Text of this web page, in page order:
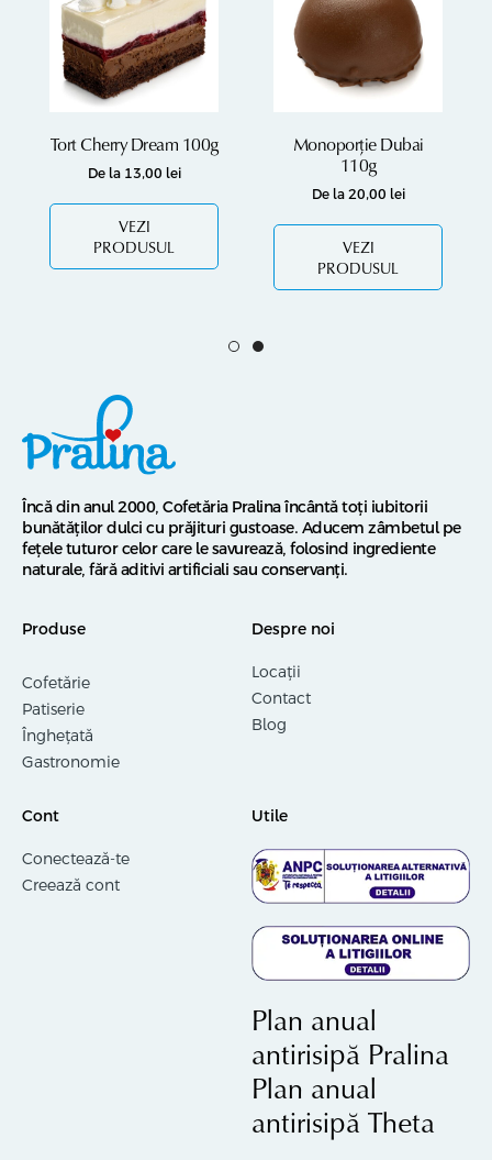
Tort Cherry Dream 100g
De la 13,00 lei
VEZI
PRODUSUL
Monoporție Dubai
110g
De la 20,00 lei
VEZI
PRODUSUL
Încă din anul 2000, Cofetăria Pralina încântă toți iubitorii
bunătăților dulci cu prăjituri gustoase. Aducem zâmbetul pe
fețele tuturor celor care le savurează, folosind ingrediente
naturale, fără aditivi artificiali sau conservanți.
Produse
Cofetărie
Patiserie
Înghețată
Gastronomie
Despre noi
Locații
Contact
Blog
Cont
Conectează-te
Creează cont
Utile
Plan anual
antirisipă Pralina
Plan anual
antirisipă Theta